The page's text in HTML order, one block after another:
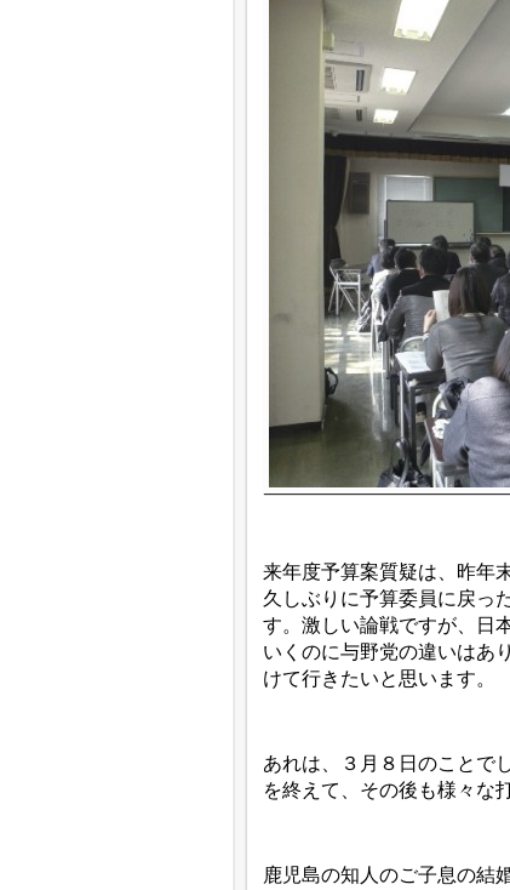
来年度予算案質疑は、昨年
久しぶりに予算委員に戻っ
す。激しい論戦ですが、日
いくのに与野党の違いはあ
けて行きたいと思います。
あれは、３月８日のことで
を終えて、その後も様々な
鹿児島の知人のご子息の結